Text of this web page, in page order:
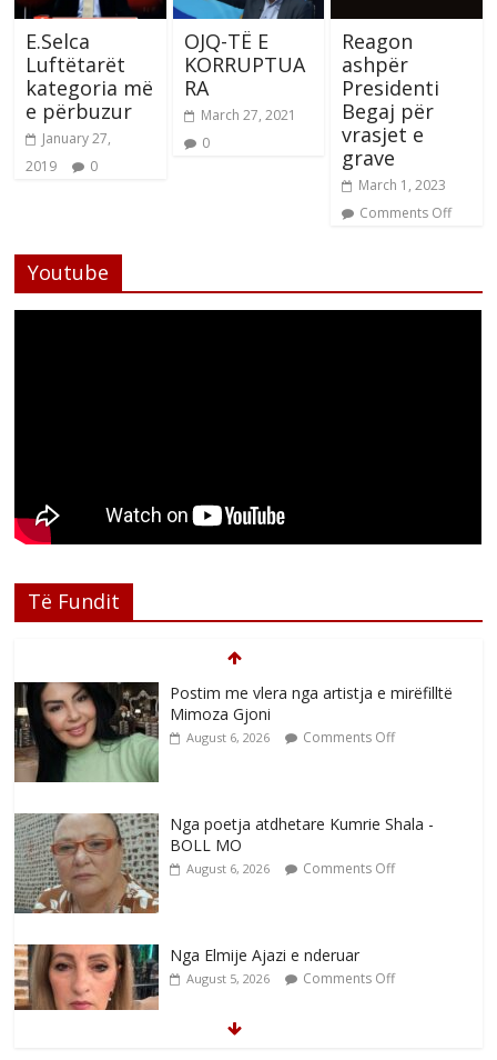
E.Selca
Luftëtarët
kategoria më
e përbuzur
January 27,
2019
0
OJQ-TË E
KORRUPTUA
RA
March 27, 2021
0
Reagon
ashpër
Presidenti
Begaj për
vrasjet e
grave
March 1, 2023
Comments Off
Youtube
Të Fundit
Postim me vlera nga artistja e mirëfilltë
Mimoza Gjoni
August 6, 2026 Comments Off
Nga poetja atdhetare Kumrie Shala -
BOLL MO
August 6, 2026 Comments Off
Nga Elmije Ajazi e nderuar
August 5, 2026 Comments Off